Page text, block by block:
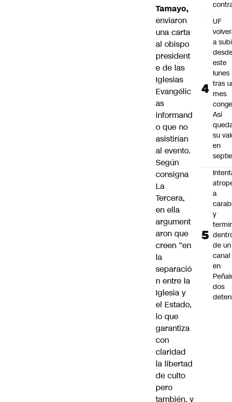
Tamayo,
enviaron
una carta
al obispo
president
e de las
Iglesias
Evangélic
as
informand
o que no
asistirían
al evento.
Según
consigna
La
Tercera,
en ella
argument
aron que
creen “en
la
separació
n entre la
Iglesia y
el Estado,
lo que
garantiza
con
claridad
la libertad
de culto
pero
también, y
UF
a
este
lunes
tras
mes
Así
su
en
a
y
de un
canal
en
dos